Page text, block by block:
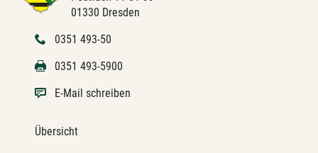
01330 Dresden
0351 493-50
0351 493-5900
E-Mail schreiben
Übersicht